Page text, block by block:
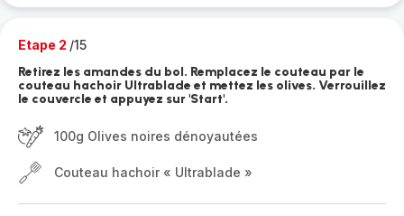
Etape 2 /15
Retirez les amandes du bol. Remplacez le couteau par le
couteau hachoir Ultrablade et mettez les olives. Verrouillez
le couvercle et appuyez sur 'Start'.
100g Olives noires dénoyautées
Couteau hachoir « Ultrablade »